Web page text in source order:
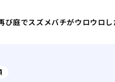
び庭でスズメバチがウロウロし